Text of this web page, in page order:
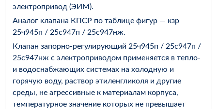
электропривод (ЭИМ).
Аналог клапана КПСР по таблице фигур — кзр
25ч945п / 25с947п / 25с947нж.
Клапан запорно-регулирующий 25ч945п / 25с947п /
25с947нж с электроприводом применяется в тепло-
и водоснабжающих системах на холодную и
горячую воду, раствор этиленгликоля и другие
среды, не агрессивные к материалам корпуса,
температурное значение которых не превышает